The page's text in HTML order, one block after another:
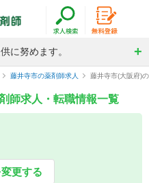
に努めます。
藤井寺市の薬剤師求人 藤井寺市(大阪府)
師求人・転職情報一覧
更する